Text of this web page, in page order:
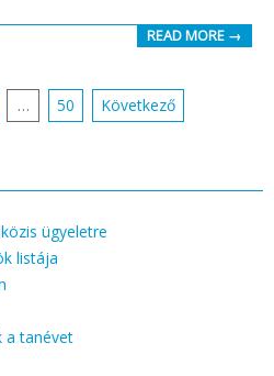
READ MORE →
… 50 Következő
ügyeletre
listája
a tanévet